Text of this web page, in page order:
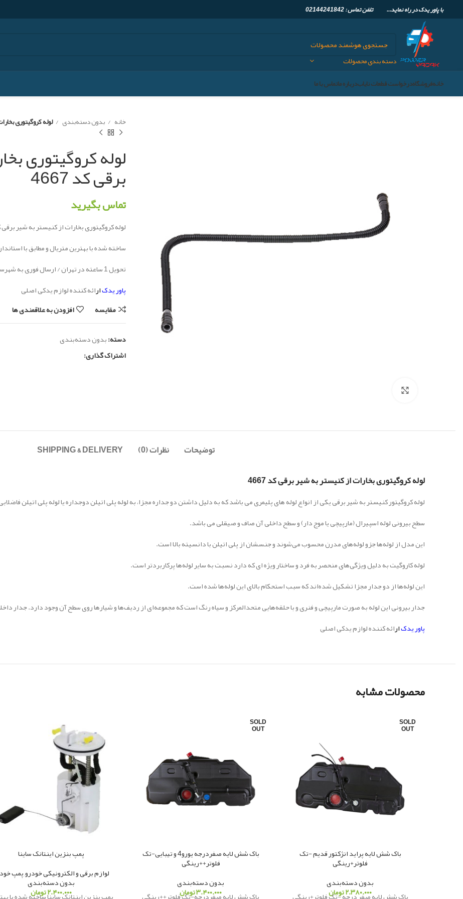
با پاور یدک در راه نماید... تلفن تماس :02144241842
دسته بندی محصولات
خانهفروشگاهدرخواست قطعات نایابدرباره ماتماس با ما
خانه بدون دسته‌بندی لوله کروگیتوری
لوله کروگیتوری
برقی کد 4667
تماس بگیرید
لوله کروگیتوری بخارات از کنیستر به شیر برقی کد
ساخته شده با بهترین متریال و مطابق با
تحویل 1 ساعته در تهران / ارسال فوری به شهرستان
پاور یدکارائه کننده لوازم یدکی اصلی
مقایسه
افزودن به علاقمندی ها
دسته:بدون دسته‌بندی
اشتراک گذاری:
توضیحات نظرات (0)
SHIPPING & DELIVERY
لوله کروگیتوری بخارات از کنیستر به شیر برقی کد 4667
لوله کروگیتور کنیستر به شیر برقی یکی از انواع لوله های پلیمری می باشد که به دلیل داشتن دو جداره مجزا، به لوله پلی اتیلن دوجداره یا لوله پلی اتیلن
سطح بیرونی لوله اسپیرال (مارپیچی یا موج دار) و سطح داخلی آن صاف و صیقلی می باشد.
این مدل از لوله‌ها جزو لوله‌های مدرن محسوب می‌شوند و جنسشان از پلی اتیلن با دانسیته بالا است.
لوله کاروگیت به دلیل ویژگی‌های منحصر به فرد و ساختار ویژه ای که دارد نسبت به سایر لوله‌ها پرکاربردتر است.
این لوله‌ها از دو جدار مجزا تشکیل شده‌اند که سبب استحکام بالای این لوله‌ها شده است.
جدار بیرونی این لوله به صورت مارپیچی و فنری و با حلقه‌هایی متحدالمرکز و سیاه رنگ است که مجموعه‌ای از ردیف‌ها و شیارها روی سطح آن وجود دارد. جدار
پاور یدکارائه کننده لوازم یدکی اصلی
محصولات مشابه
SOLD
OUT
باک شش لایه پراید انژکتور قدیم -تک
فلوتر+رینگی
بدون دسته‌بندی
۲.۳۸۰.۰۰۰تومان
SOLD
OUT
باک شش لایه صفردرجه یورو4 و تیبایی-تک
فلوتر++رینگی
بدون دسته‌بندی
۳.۴۰۰.۰۰۰تومان
پمپ بنزین اینتانک ساینا
لوازم برقی و الکترونیکی خودرو,پمپ
بدون دسته‌بندی
۲.۴۰۰.۰۰۰تومان